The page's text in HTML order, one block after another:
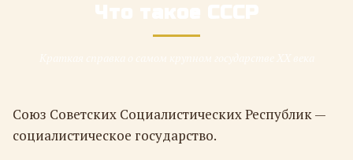
Что такое СССР
Союз Советских Социалистических Республик —
социалистическое государство.